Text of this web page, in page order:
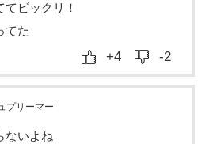
ビックリ！
てた
+4 -2
プリーマー
ないよね